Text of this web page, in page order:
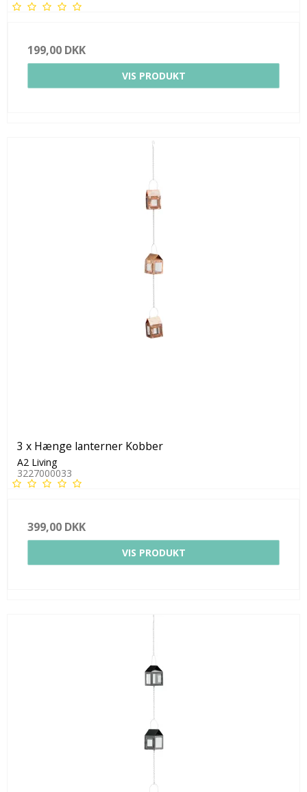
199,00 DKK
VIS PRODUKT
3 x Hænge lanterner Kobber
A2 Living
3227000033
399,00 DKK
VIS PRODUKT